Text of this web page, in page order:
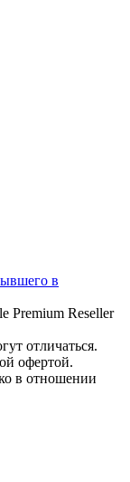
в
Premium Reseller
отличаться.
офертой.
в отношении